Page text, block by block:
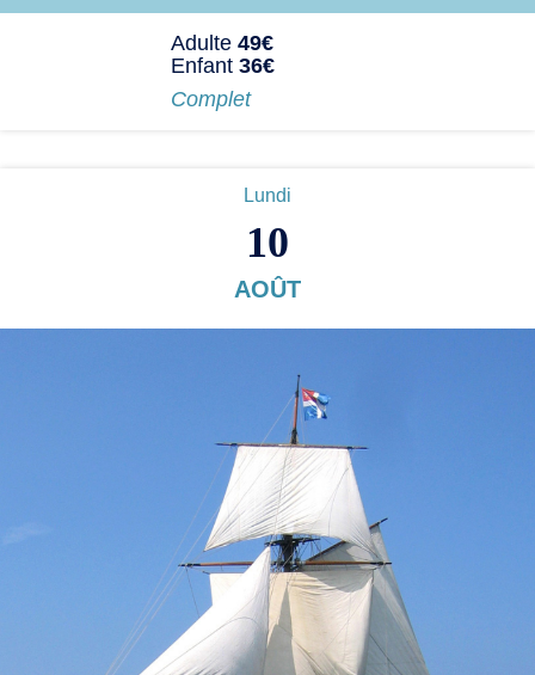
Adulte 49€
Enfant 36€
Complet
Lundi
10
AOÛT